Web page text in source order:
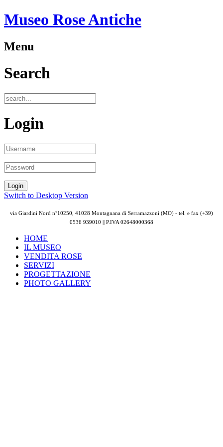
Museo Rose Antiche
Menu
Search
Login
Switch to Desktop Version
via Giardini Nord n°10250, 41028 Montagnana di Serramazzoni (MO) - tel. e fax (+39)
0536 939010 || P.IVA 02648000368
HOME
IL MUSEO
VENDITA ROSE
SERVIZI
PROGETTAZIONE
PHOTO GALLERY